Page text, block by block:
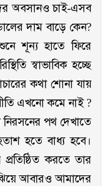
অবসানও চাই-এসব
দাম বাড়ে কেন?
শূন্য হাতে ফিরে
স্বাভাবিক হচ্ছে
কথা শোনা যায়
এখনো কমে নাই ?
পথ দেখাতে
হতে বাধ্য হবে।
প্রতিষ্ঠিত করতে তার
আবারও আমাদের